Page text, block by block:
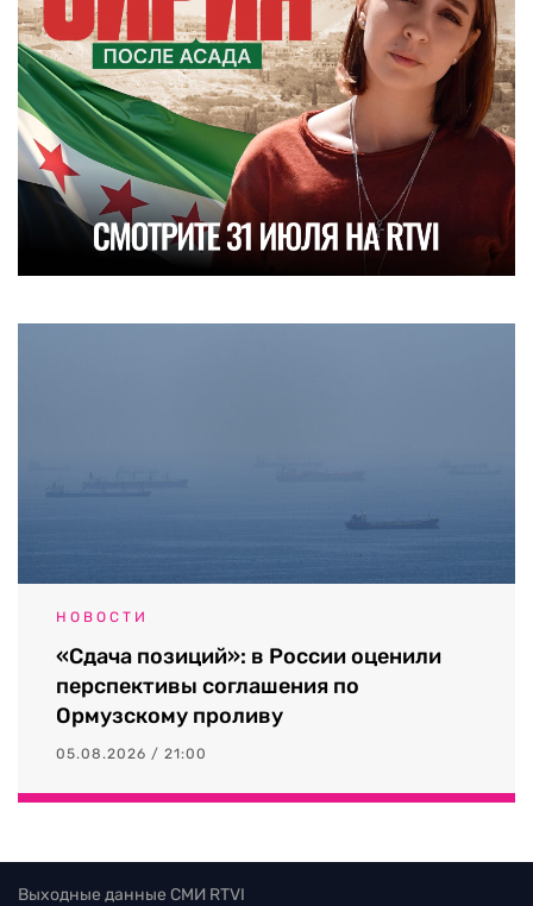
НОВОСТИ
«Сдача позиций»: в России оценили
перспективы соглашения по
Ормузскому проливу
05.08.2026 / 21:00
Выходные данные СМИ RTVI